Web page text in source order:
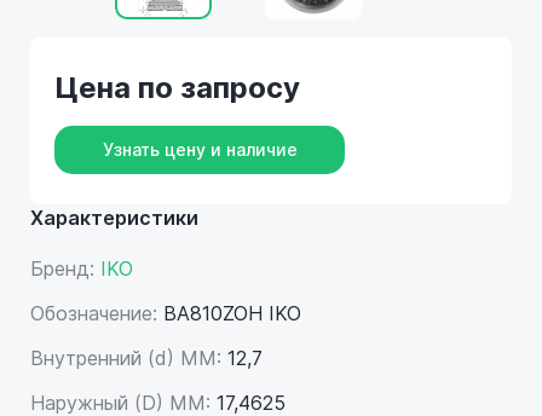
Характеристики
Бренд: IKO
Обозначение: BA810ZOH IKO
Внутренний (d) ММ: 12,7
Наружный (D) ММ: 17,4625
Цена по запросу
Узнать цену и наличие